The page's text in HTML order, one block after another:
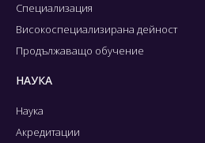
Специализация
Високоспециализирана дейност
Продължаващо обучение
НАУКА
Наука
Акредитации